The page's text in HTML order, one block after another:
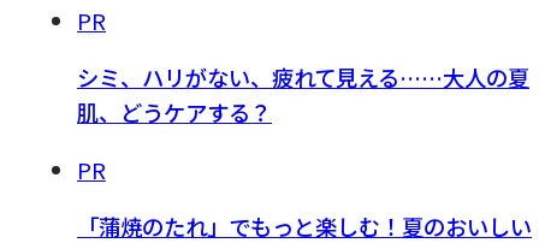
PR
シミ、ハリがない、疲れて見える……大人の夏
肌、どうケアする？
PR
「蒲焼のたれ」でもっと楽しむ！夏のおいしい